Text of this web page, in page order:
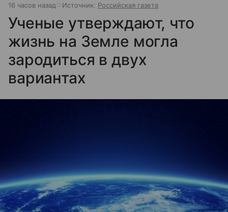
16 часов назад Источник: Российская газета
Ученые утверждают, что
жизнь на Земле могла
зародиться в двух
вариантах